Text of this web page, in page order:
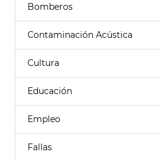
Bomberos
Contaminación Acústica
Cultura
Educación
Empleo
Fallas